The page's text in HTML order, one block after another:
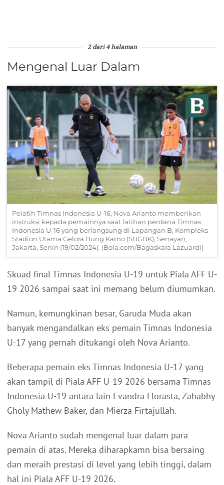
2 dari 4 halaman
Mengenal Luar Dalam
Pelatih Timnas Indonesia U-16, Nova Arianto memberikan
instruksi kepada pemainnya saat latihan perdana Timnas
Indonesia U-16 yang berlangsung di Lapangan B, Kompleks
Stadion Utama Gelora Bung Karno (SUGBK), Senayan,
Jakarta, Senin (19/02/2024). (Bola.com/Bagaskara Lazuardi)
Skuad final Timnas Indonesia U-19 untuk Piala AFF U-
19 2026 sampai saat ini memang belum diumumkan.
Namun, kemungkinan besar, Garuda Muda akan
banyak mengandalkan eks pemain Timnas Indonesia
U-17 yang pernah ditukangi oleh Nova Arianto.
Beberapa pemain eks Timnas Indonesia U-17 yang
akan tampil di Piala AFF U-19 2026 bersama Timnas
Indonesia U-19 antara lain Evandra Florasta, Zahabhy
Gholy Mathew Baker, dan Mierza Firtajullah.
Nova Arianto sudah mengenal luar dalam para
pemain di atas. Mereka diharapkamn bisa bersaing
dan meraih prestasi di level yang lebih tinggi, dalam
hal ini Piala AFF U-19 2026.